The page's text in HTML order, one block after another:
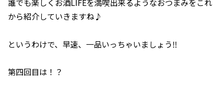
誰でも楽しくお酒LIFEを満喫出来るようなおつまみをこれ
から紹介していきますね♪
というわけで、早速、一品いっちゃいましょう‼️
第四回目は！？